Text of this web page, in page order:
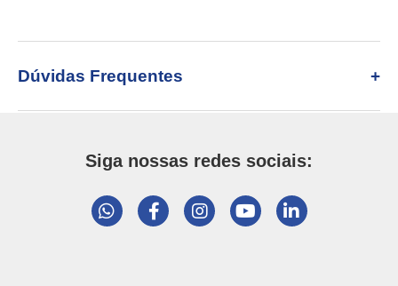
Dúvidas Frequentes
Siga nossas redes sociais: